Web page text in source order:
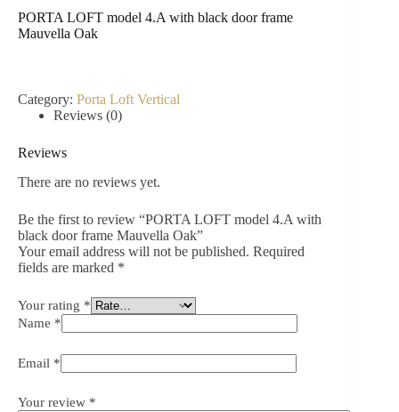
PORTA LOFT model 4.A with black door frame
Mauvella Oak
Category: Porta Loft Vertical
Reviews (0)
Reviews
There are no reviews yet.
Be the first to review “PORTA LOFT model 4.A with
black door frame Mauvella Oak”
Your email address will not be published. Required
fields are marked *
Your rating *
Name *
Email *
Your review *